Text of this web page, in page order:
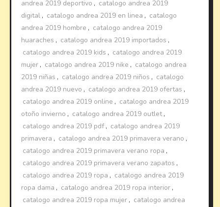
andrea 2019 deportivo , catalogo andrea 2019
digital , catalogo andrea 2019 en linea , catalogo
andrea 2019 hombre , catalogo andrea 2019
huaraches , catalogo andrea 2019 importados ,
catalogo andrea 2019 kids , catalogo andrea 2019
mujer , catalogo andrea 2019 nike , catalogo andrea
2019 niñas , catalogo andrea 2019 niños , catalogo
andrea 2019 nuevo , catalogo andrea 2019 ofertas ,
catalogo andrea 2019 online , catalogo andrea 2019
otoño invierno , catalogo andrea 2019 outlet,
catalogo andrea 2019 pdf , catalogo andrea 2019
primavera , catalogo andrea 2019 primavera verano ,
catalogo andrea 2019 primavera verano ropa ,
catalogo andrea 2019 primavera verano zapatos ,
catalogo andrea 2019 ropa , catalogo andrea 2019
ropa dama , catalogo andrea 2019 ropa interior ,
catalogo andrea 2019 ropa mujer , catalogo andrea